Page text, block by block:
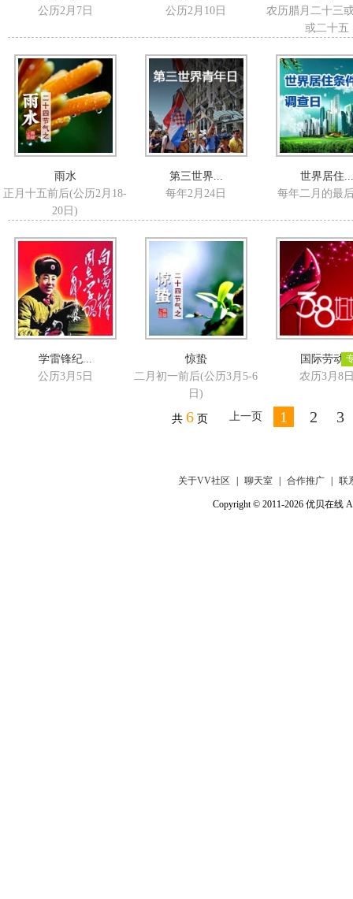
公历2月7日
公历2月10日
农历腊月二十三
或二十五
雨水
正月十五前后(公历2月18-
20日)
第三世界...
每年2月24日
世界居住...
每年二月的最
学雷锋纪...
公历3月5日
惊蛰
二月初一前后(公历3月5-6
日)
国际劳动...
农历3月8
共 6 页 上一页 1 2 3
关于VV社区 聊天室 合作推广 联
Copyright © 2011-2026 优贝在线